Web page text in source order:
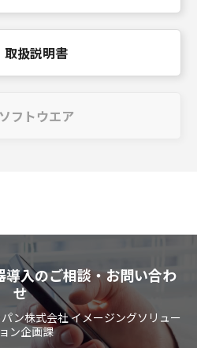
取扱説明書
ソフトウエア
入のご相談・お問い合わ
せ
ン株式会社 イメージングソリュー
ン企画課